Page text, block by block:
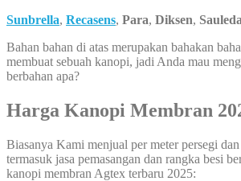
Sunbrella, Recasens, Para, Diksen, Sauleda
Bahan bahan di atas merupakan bahakan
membuat sebuah kanopi, jadi Anda mau
berbahan apa?
Harga Kanopi Membran
Biasanya Kami menjual per meter persegi
termasuk jasa pemasangan dan rangka besi
kanopi membran Agtex terbaru 2025: